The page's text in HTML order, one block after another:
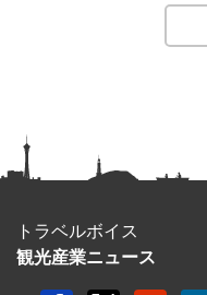
トラベルボイス
観光産業ニュース